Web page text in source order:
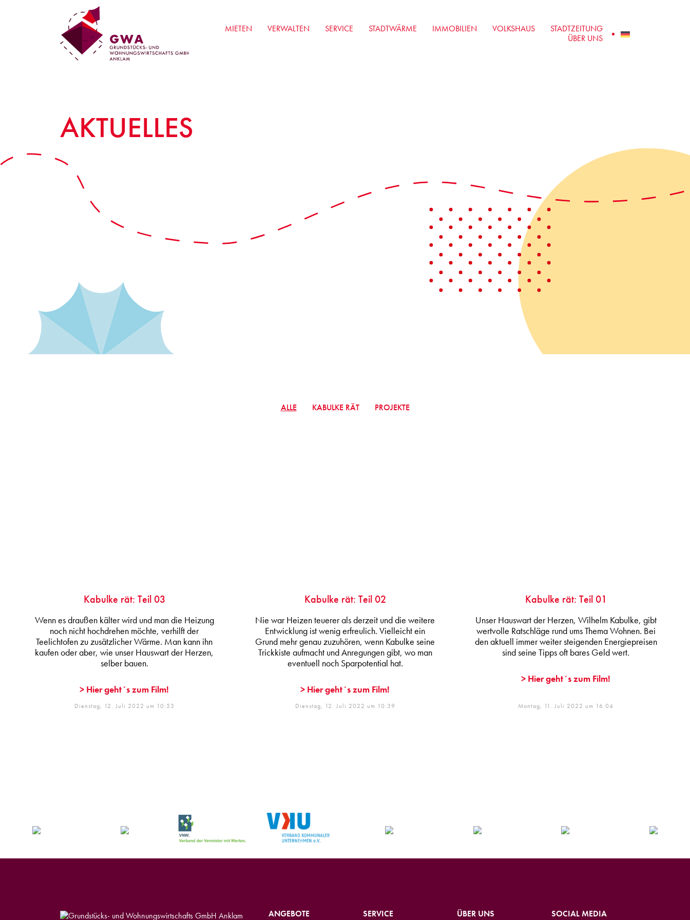
MIETEN VERWALTEN SERVICE STADTWÄRME IMMOBILIEN VOLKSHAUS
STADTZEITUNG
ÜBER UNS
AKTUELLES
ALLE KABULKE RÄT PROJEKTE
Dienstag, 12. Juli 2022 um 10:53
Kabulke rät: Teil 03
Wenn es draußen kälter wird und man die Heizung
noch nicht hochdrehen möchte, verhilft der
Teelichtofen zu zusätzlicher Wärme. Man kann ihn
kaufen oder aber, wie unser Hauswart der Herzen,
selber bauen.
> Hier geht´s zum Film!
Dienstag, 12. Juli 2022 um 10:39
Kabulke rät: Teil 02
Nie war Heizen teuerer als derzeit und die weitere
Entwicklung ist wenig erfreulich. Vielleicht ein
Grund mehr genau zuzuhören, wenn Kabulke seine
Trickkiste aufmacht und Anregungen gibt, wo man
eventuell noch Sparpotential hat.
> Hier geht´s zum Film!
Montag, 11. Juli 2022 um 16:04
Kabulke rät: Teil 01
Unser Hauswart der Herzen, Wilhelm Kabulke, gibt
wertvolle Ratschläge rund ums Thema Wohnen. Bei
den aktuell immer weiter steigenden Energiepreisen
sind seine Tipps oft bares Geld wert.
> Hier geht´s zum Film!
ANGEBOTE SERVICE ÜBER UNS SOCIAL MEDIA